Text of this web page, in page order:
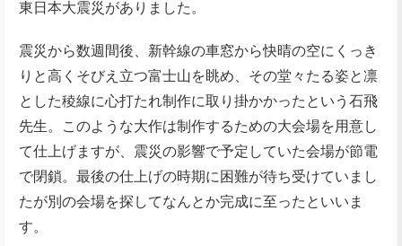
東日本大震災がありました。
震災から数週間後、新幹線の車窓から快晴の空にくっき
りと高くそびえ立つ富士山を眺め、その堂々たる姿と凛
とした稜線に心打たれ制作に取り掛かかったという石飛
先生。このような大作は制作するための大会場を用意し
て仕上げますが、震災の影響で予定していた会場が節電
で閉鎖。最後の仕上げの時期に困難が待ち受けていまし
たが別の会場を探してなんとか完成に至ったといいま
す。